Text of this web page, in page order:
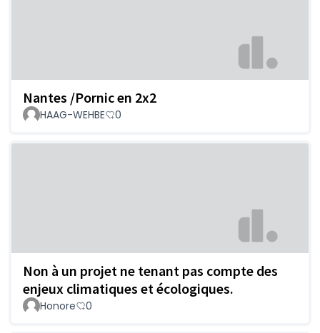
Nantes /Pornic en 2x2
HAAG-WEHBE 0
Non à un projet ne tenant pas compte des
enjeux climatiques et écologiques.
Honore 0